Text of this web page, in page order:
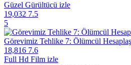
Güzel Gürültücü izle
19,032 7.5
5
Görevimiz Tehlike 7: Ölümcül
18,816 7.6
Full Hd Film izle